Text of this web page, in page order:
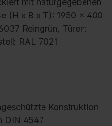
mit naturgegebenen
(H x B x T): 1950 x 400
Reingrün, Türen:
RAL 7021
Konstruktion
DIN 4547